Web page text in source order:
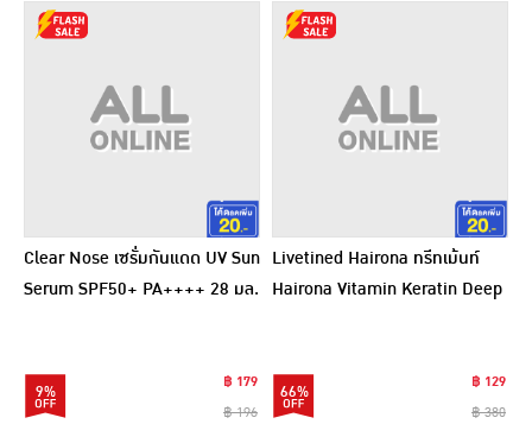
Clear Nose เซรั่มกันแดด UV Sun
Serum SPF50+ PA++++ 28 มล.
9%
฿ 179
฿ 196
Livetined Hairona ทรีทเม้นท์
Hairona Vitamin Keratin Deep
66%
฿ 129
฿ 380